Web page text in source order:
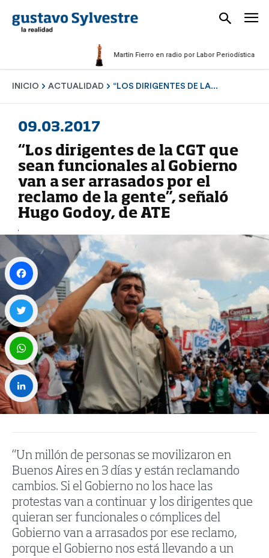
Martín Fierro en radio por Labor Periodística
INICIO ACTUALIDAD “LOS DIRIGENTES DE LA...
09.03.2017
“Los dirigentes de la CGT que
sean funcionales al Gobierno
van a ser arrasados por el
reclamo de la gente”, señaló
Hugo Godoy, de ATE
“Un millón de personas se movilizaron en
Buenos Aires en 3 días y están reclamando
cambios. Si el Gobierno no los hace las
protestas van a continuar y los dirigentes que
quieran ser funcionales o cómplices del
Gobierno van a arrasados por ese reclamo,
porque el Gobierno nos está llevando a un
Facebook
Twitter
WhatsApp
LinkedIn